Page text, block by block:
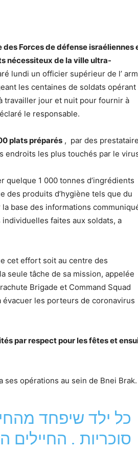
Forces de défense israéliennes
nécessiteux de la ville ultra-
lundi un officier supérieur de l’
les centaines de soldats opérant
travailler jour et nuit pour fournir à
le responsable.
plats préparés , par des
endroits les plus touchés par le
quelque 1 000 tonnes d’ingrédients
des produits d’hygiène tels que du
base des informations
faites aux soldats, a
cet effort soit au centre des
seule tâche de sa mission, appelée
Brigade et Command Squad
les porteurs de coronavirus
par respect pour les fêtes et
ses opérations au sein de Bnei Brak.
כל ילד שיפחד
סוכריות . החיילים